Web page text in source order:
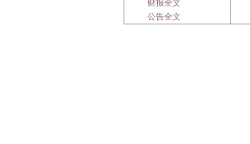
财报全文
公告全文